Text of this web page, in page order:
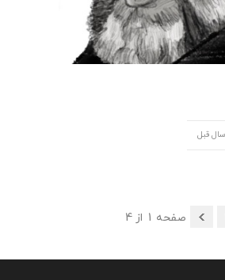
صفحه 1 از 4